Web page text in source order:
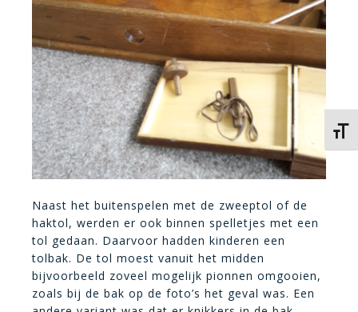
Naast het buitenspelen met de zweeptol of de
haktol, werden er ook binnen spelletjes met een
tol gedaan. Daarvoor hadden kinderen een
tolbak. De tol moest vanuit het midden
bijvoorbeeld zoveel mogelijk pionnen omgooien,
zoals bij de bak op de foto’s het geval was. Een